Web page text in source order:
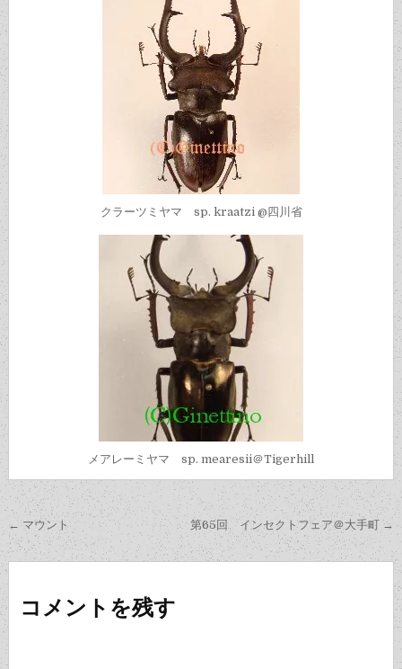
クラーツミヤマ sp. kraatzi @四川省
メアレーミヤマ sp. mearesii＠Tigerhill
投
稿
ビ
ゲ
← マウント 第65回 インセクトフェア＠大手町 →
コメントを残す